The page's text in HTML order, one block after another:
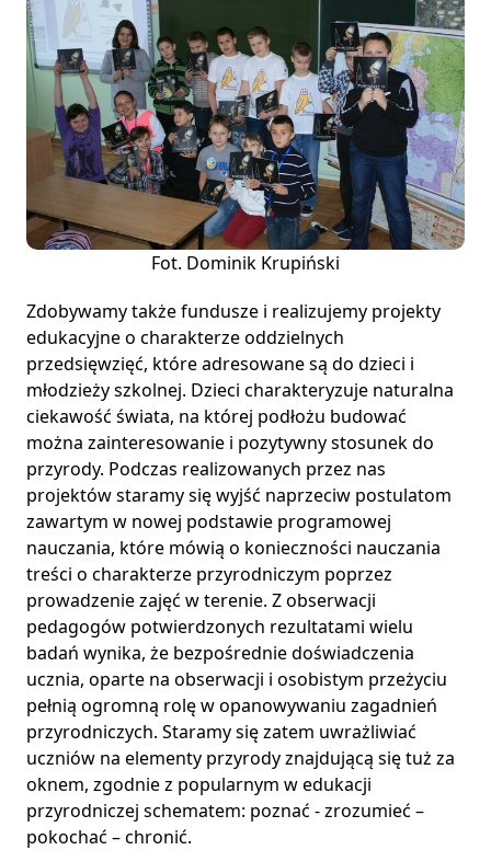
Fot. Dominik Krupiński
Zdobywamy także fundusze i realizujemy projekty
edukacyjne o charakterze oddzielnych
przedsięwzięć, które adresowane są do dzieci i
młodzieży szkolnej. Dzieci charakteryzuje naturalna
ciekawość świata, na której podłożu budować
można zainteresowanie i pozytywny stosunek do
przyrody. Podczas realizowanych przez nas
projektów staramy się wyjść naprzeciw postulatom
zawartym w nowej podstawie programowej
nauczania, które mówią o konieczności nauczania
treści o charakterze przyrodniczym poprzez
prowadzenie zajęć w terenie. Z obserwacji
pedagogów potwierdzonych rezultatami wielu
badań wynika, że bezpośrednie doświadczenia
ucznia, oparte na obserwacji i osobistym przeżyciu
pełnią ogromną rolę w opanowywaniu zagadnień
przyrodniczych. Staramy się zatem uwrażliwiać
uczniów na elementy przyrody znajdującą się tuż za
oknem, zgodnie z popularnym w edukacji
przyrodniczej schematem: poznać - zrozumieć –
pokochać – chronić.